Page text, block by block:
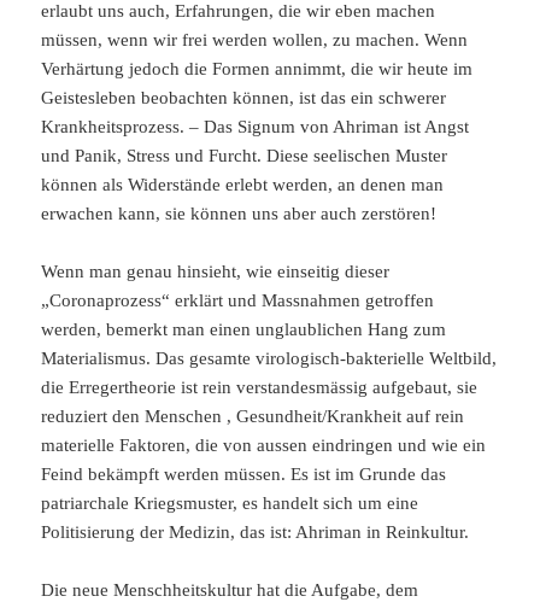
erlaubt uns auch, Erfahrungen, die wir eben machen
müssen, wenn wir frei werden wollen, zu machen. Wenn
Verhärtung jedoch die Formen annimmt, die wir heute im
Geistesleben beobachten können, ist das ein schwerer
Krankheitsprozess. – Das Signum von Ahriman ist Angst
und Panik, Stress und Furcht. Diese seelischen Muster
können als Widerstände erlebt werden, an denen man
erwachen kann, sie können uns aber auch zerstören!
Wenn man genau hinsieht, wie einseitig dieser
„Coronaprozess“ erklärt und Massnahmen getroffen
werden, bemerkt man einen unglaublichen Hang zum
Materialismus. Das gesamte virologisch-bakterielle Weltbild,
die Erregertheorie ist rein verstandesmässig aufgebaut, sie
reduziert den Menschen , Gesundheit/Krankheit auf rein
materielle Faktoren, die von aussen eindringen und wie ein
Feind bekämpft werden müssen. Es ist im Grunde das
patriarchale Kriegsmuster, es handelt sich um eine
Politisierung der Medizin, das ist: Ahriman in Reinkultur.
Die neue Menschheitskultur hat die Aufgabe, dem